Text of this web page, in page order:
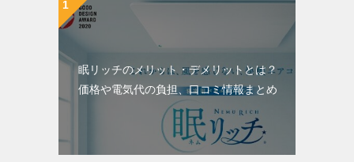
眠リッチのメリット・デメリットとは？
価格や電気代の負担、口コミ情報まとめ